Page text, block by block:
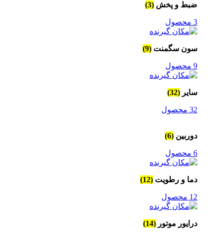
ضبط و پخش (3)
3 محصول
سون سگمنت (9)
9 محصول
سایر (32)
32 محصول
دوربین (6)
6 محصول
دما و رطویت (12)
12 محصول
درایور موتور (14)